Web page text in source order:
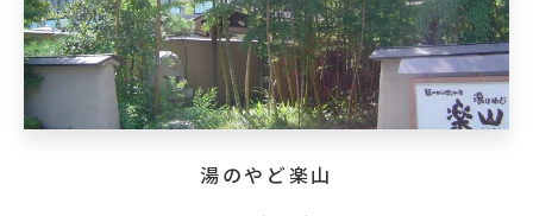
湯のやど楽山